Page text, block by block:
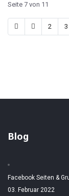
Seite 7 von 11
2 3
Blog
Facebook Seiten &
03. Februar 2022